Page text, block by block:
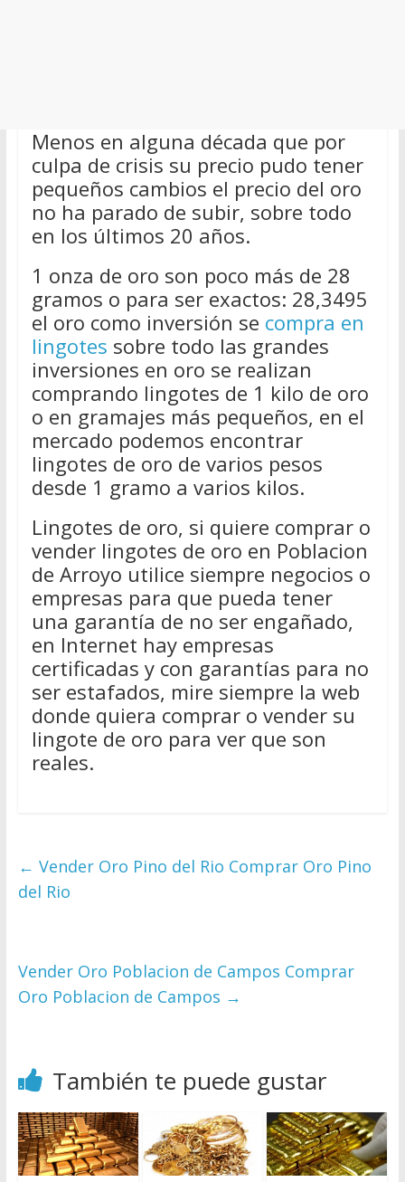
Menos en alguna década que por
culpa de crisis su precio pudo tener
pequeños cambios el precio del oro
no ha parado de subir, sobre todo
en los últimos 20 años.
1 onza de oro son poco más de 28
gramos o para ser exactos: 28,3495
el oro como inversión se compra en
lingotes sobre todo las grandes
inversiones en oro se realizan
comprando lingotes de 1 kilo de oro
o en gramajes más pequeños, en el
mercado podemos encontrar
lingotes de oro de varios pesos
desde 1 gramo a varios kilos.
Lingotes de oro, si quiere comprar o
vender lingotes de oro en Poblacion
de Arroyo utilice siempre negocios o
empresas para que pueda tener
una garantía de no ser engañado,
en Internet hay empresas
certificadas y con garantías para no
ser estafados, mire siempre la web
donde quiera comprar o vender su
lingote de oro para ver que son
reales.
← Vender Oro Pino del Rio Comprar Oro Pino
del Rio
Vender Oro Poblacion de Campos Comprar
Oro Poblacion de Campos →
También te puede gustar